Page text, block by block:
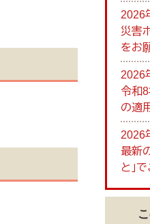
2026
災害
をお
2026
令和
の適
2026
最新
と」